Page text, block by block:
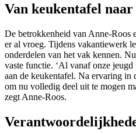
Van keukentafel
De betrokkenheid van Anne-Roos
er al vroeg. Tijdens vakantiewerk
onderdelen van het vak kennen.
vaste functie. ‘Al vanaf onze
aan de keukentafel. Na ervaring in
om nu volledig deel uit te mogen
zegt Anne-Roos.